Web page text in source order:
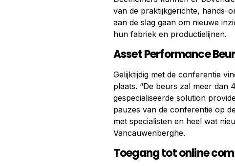
van de praktijkgerichte, hands-
aan de slag gaan om nieuwe
hun fabriek en productielijnen.
Asset Performance
Gelijktijdig met de conferentie
plaats. “De beurs zal meer dan
gespecialiseerde solution
pauzes van de conferentie op
met specialisten en heel wat
Vancauwenberghe.
Toegang tot online